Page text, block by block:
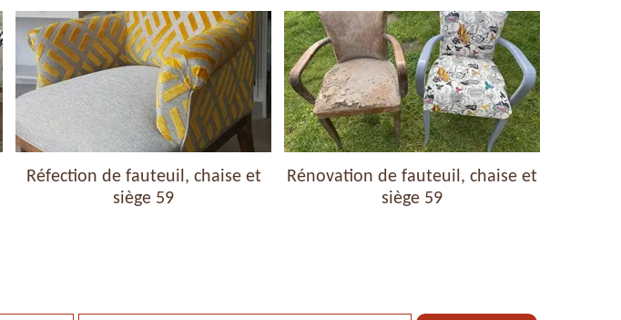
Réfection de fauteuil, chaise et
siège 59
Rénovation de fauteuil, chaise et
siège 59